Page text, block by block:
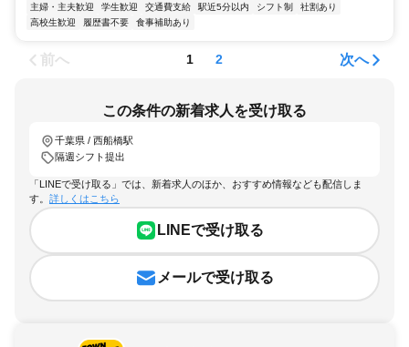
主婦・主夫歓迎 学生歓迎 交通費支給 駅近5分以内 シフト制
社割あり
高校生歓迎
履歴書不要 食事補助あり
前へ 1 2 次へ
この条件の新着求人を受け取る
千葉県 / 西船橋駅
隔週シフト提出
「LINEで受け取る」では、新着求人のほか、おすすめ情報なども配信しま
す。 詳しくはこちら
LINEで受け取る
メールで受け取る